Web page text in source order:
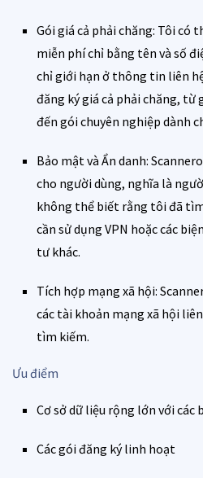
Gói giá cả phải chăng: Tôi có
miễn phí chỉ bằng tên và số
chỉ giới hạn ở thông tin liên
đăng ký giá cả phải chăng, từ
đến gói chuyên nghiệp dành
Bảo mật và Ẩn danh:
cho người dùng, nghĩa là
không thể biết rằng tôi đã
cần sử dụng VPN hoặc các
tư khác.
Tích hợp mạng xã hội:
các tài khoản mạng xã hội
tìm kiếm.
Ưu điểm
Cơ sở dữ liệu rộng lớn với các
Các gói đăng ký linh hoạt